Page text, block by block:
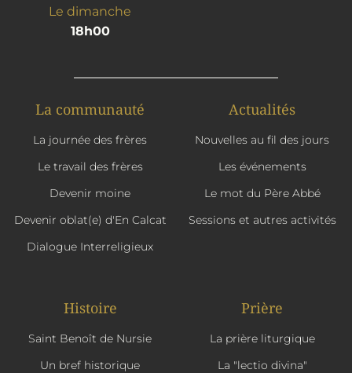
Le dimanche
18h00
La communauté
La journée des frères
Le travail des frères
Devenir moine
Devenir oblat(e) d'En Calcat
Dialogue Interreligieux
Actualités
Nouvelles au fil des jours
Les événements
Le mot du Père Abbé
Sessions et autres activités
Histoire
Saint Benoît de Nursie
Un bref historique
Prière
La prière liturgique
La "lectio divina"